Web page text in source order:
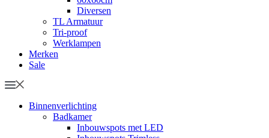
Diversen
TL Armatuur
Tri-proof
Werklampen
Merken
Sale
Binnenverlichting
Badkamer
Inbouwspots met LED